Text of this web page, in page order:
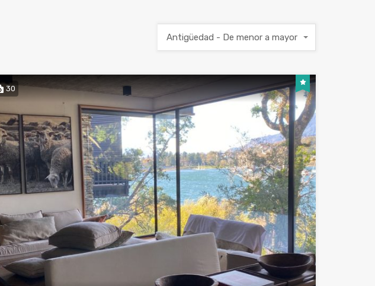
Antigüedad - De menor a mayor
30